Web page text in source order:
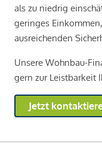
als zu niedrig
geringes
ausreichenden
Unsere Wohnbau-
gern zur Leistbarkeit
Jetzt